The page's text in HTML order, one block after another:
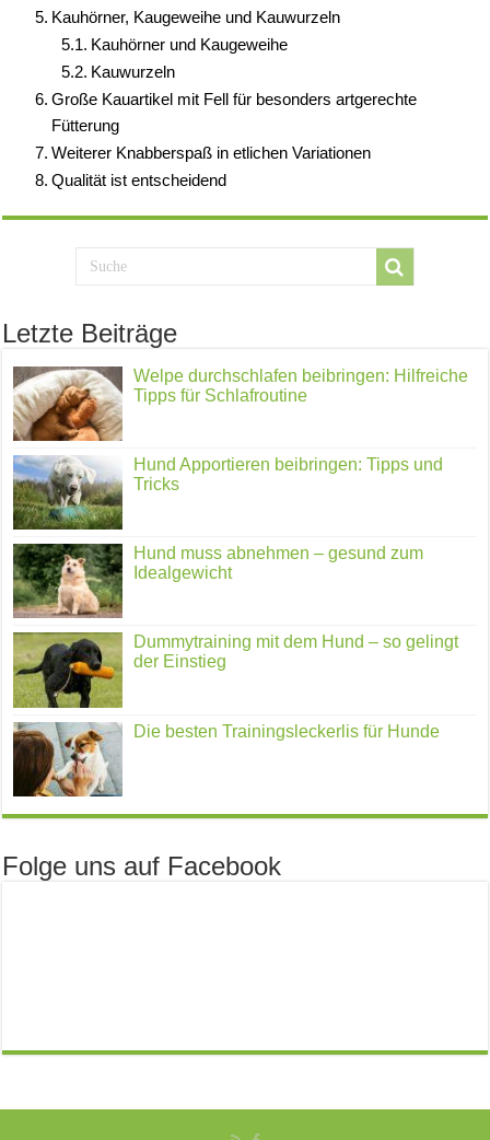
Kauhörner, Kaugeweihe und Kauwurzeln
Kauhörner und Kaugeweihe
Kauwurzeln
Große Kauartikel mit Fell für besonders artgerechte
Fütterung
Weiterer Knabberspaß in etlichen Variationen
Qualität ist entscheidend
Letzte Beiträge
Welpe durchschlafen beibringen: Hilfreiche
Tipps für Schlafroutine
Hund Apportieren beibringen: Tipps und
Tricks
Hund muss abnehmen – gesund zum
Idealgewicht
Dummytraining mit dem Hund – so gelingt
der Einstieg
Die besten Trainingsleckerlis für Hunde
Folge uns auf Facebook